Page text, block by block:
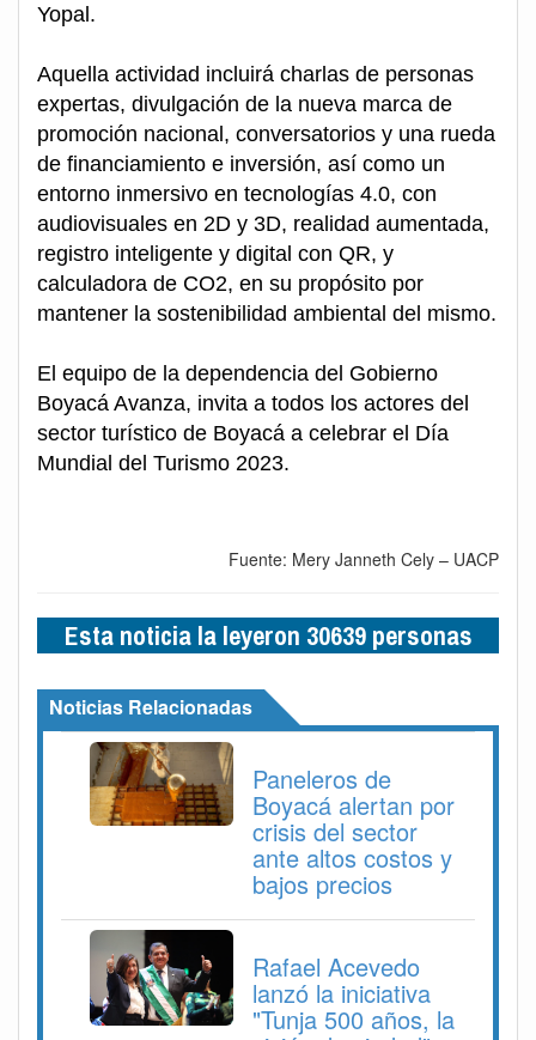
Yopal.
Aquella actividad incluirá charlas de personas
expertas, divulgación de la nueva marca de
promoción nacional, conversatorios y una rueda
de financiamiento e inversión, así como un
entorno inmersivo en tecnologías 4.0, con
audiovisuales en 2D y 3D, realidad aumentada,
registro inteligente y digital con QR, y
calculadora de CO2, en su propósito por
mantener la sostenibilidad ambiental del mismo.
El equipo de la dependencia del Gobierno
Boyacá Avanza, invita a todos los actores del
sector turístico de Boyacá a celebrar el Día
Mundial del Turismo 2023.
Fuente: Mery Janneth Cely – UACP
Esta noticia la leyeron 30639 personas
Noticias Relacionadas
Paneleros de
Boyacá alertan por
crisis del sector
ante altos costos y
bajos precios
Rafael Acevedo
lanzó la iniciativa
"Tunja 500 años, la